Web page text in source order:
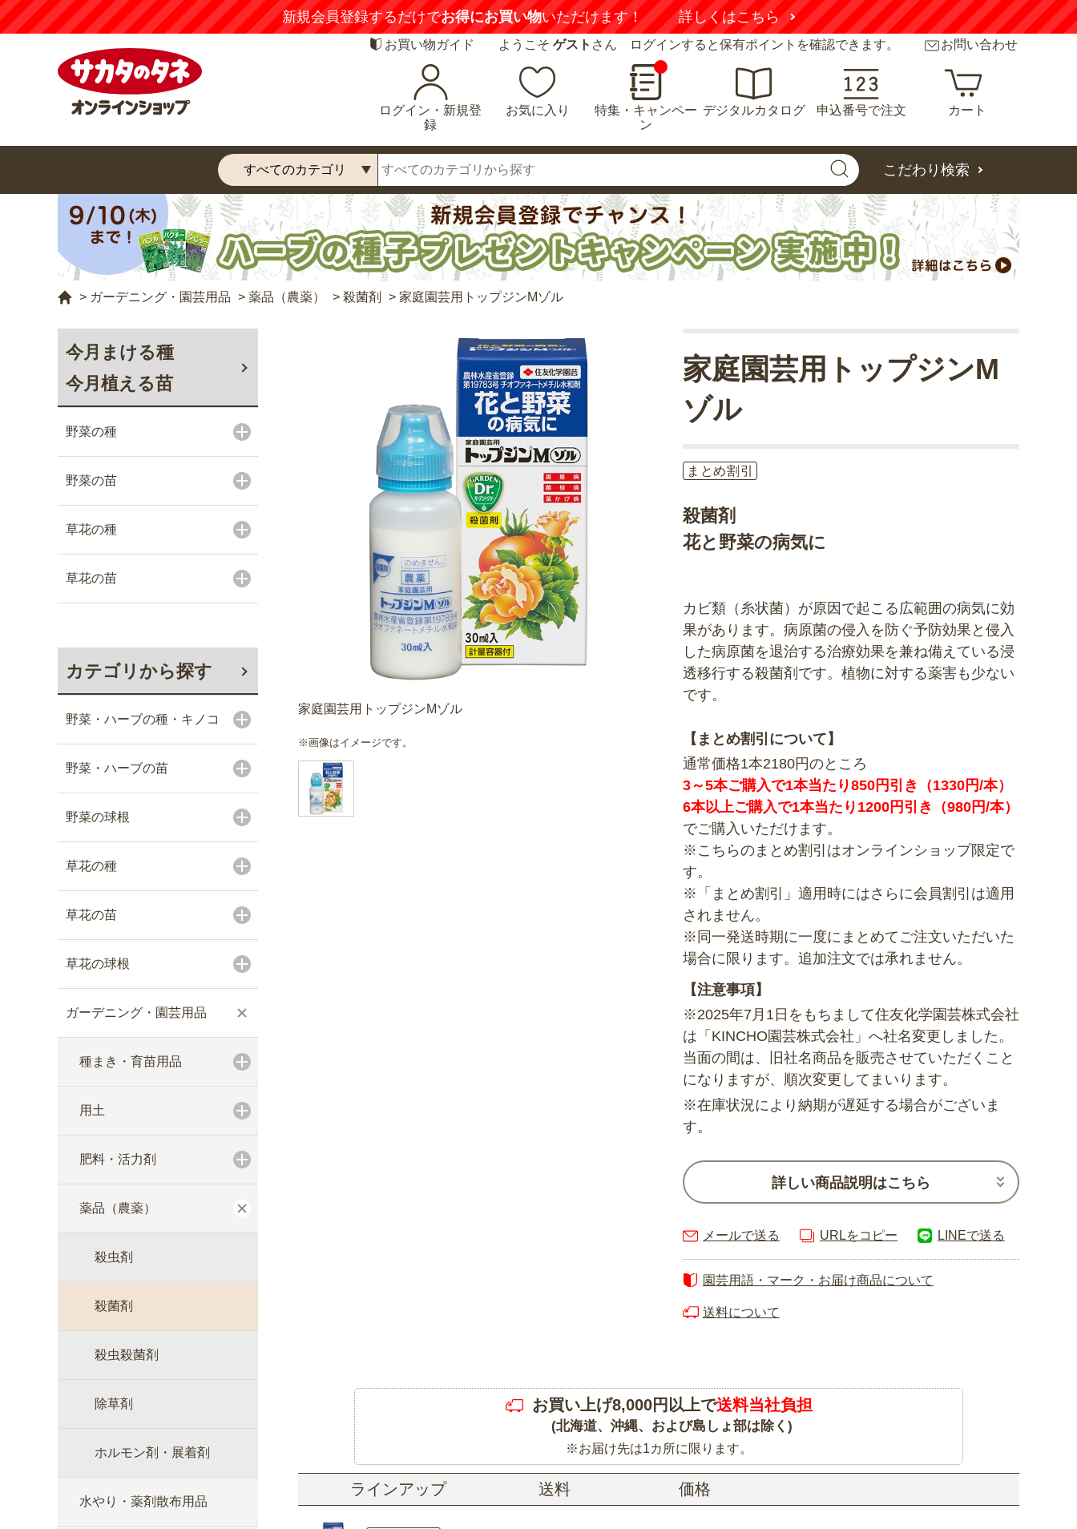
新規会員登録するだけでお得にお買い物いただけます！ 詳しくはこちら
お買い物ガイド ようこそ ゲスト さん ログインすると保有ポイントを確認できます。 お問い合わせ
ログイン・新規登
録
お気に入り
特集・キャンペー
ン
デジタルカタログ 申込番号で注文 カート
こだわり検索
> ガーデニング・園芸用品 > 薬品（農薬） > 殺菌剤 > 家庭園芸用トップジンMゾル
今月まける種
今月植える苗
野菜の種
野菜の苗
草花の種
草花の苗
カテゴリから探す
野菜・ハーブの種・キノコ
野菜・ハーブの苗
野菜の球根
草花の種
草花の苗
草花の球根
ガーデニング・園芸用品
種まき・育苗用品
用土
肥料・活力剤
薬品（農薬）
殺虫剤
殺菌剤
殺虫殺菌剤
除草剤
ホルモン剤・展着剤
水やり・薬剤散布用品
家庭園芸用トップジンMゾル
※画像はイメージです。
まとめ割引
殺菌剤
花と野菜の病気に
家庭園芸用トップジンM
ゾル
カビ類（糸状菌）が原因で起こる広範囲の病気に効
果があります。病原菌の侵入を防ぐ予防効果と侵入
した病原菌を退治する治療効果を兼ね備えている浸
透移行する殺菌剤です。植物に対する薬害も少ない
です。
【まとめ割引について】
通常価格1本2180円のところ
3～5本ご購入で1本当たり850円引き（1330円/本）
6本以上ご購入で1本当たり1200円引き（980円/本）
でご購入いただけます。
※こちらのまとめ割引はオンラインショップ限定で
す。
※「まとめ割引」適用時にはさらに会員割引は適用
されません。
※同一発送時期に一度にまとめてご注文いただいた
場合に限ります。追加注文では承れません。
【注意事項】
※2025年7月1日をもちまして住友化学園芸株式会社
は「KINCHO園芸株式会社」へ社名変更しました。
当面の間は、旧社名商品を販売させていただくこと
になりますが、順次変更してまいります。
※在庫状況により納期が遅延する場合がございま
す。
詳しい商品説明はこちら
メールで送る URLをコピー LINEで送る
園芸用語・マーク・お届け商品について
送料について
お買い上げ8,000円以上で送料当社負担
(北海道、沖縄、および島しょ部は除く)
※お届け先は1カ所に限ります。
ラインアップ 送料 価格